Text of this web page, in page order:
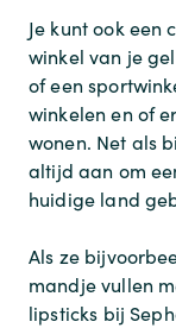
Je kunt ook
winkel van je
of een
winkelen en of
wonen. Net als
altijd aan om
huidige land
Als ze
mandje vullen
lipsticks bij